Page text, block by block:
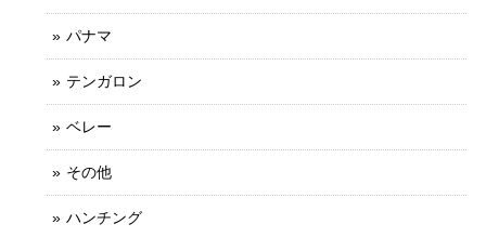
パナマ
テンガロン
ベレー
その他
ハンチング